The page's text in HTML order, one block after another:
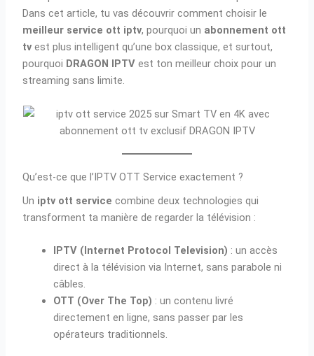
Dans cet article, tu vas découvrir comment choisir le
meilleur service ott iptv, pourquoi un abonnement ott
tv est plus intelligent qu’une box classique, et surtout,
pourquoi DRAGON IPTV est ton meilleur choix pour un
streaming sans limite.
Qu’est-ce que l’IPTV OTT Service exactement ?
Un iptv ott service combine deux technologies qui
transforment ta manière de regarder la télévision :
IPTV (Internet Protocol Television) : un accès
direct à la télévision via Internet, sans parabole ni
câbles.
OTT (Over The Top) : un contenu livré
directement en ligne, sans passer par les
opérateurs traditionnels.